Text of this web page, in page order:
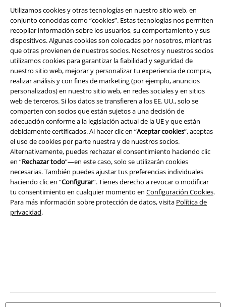
Utilizamos cookies y otras tecnologías en nuestro sitio web, en
conjunto conocidas como “cookies”. Estas tecnologías nos permiten
recopilar información sobre los usuarios, su comportamiento y sus
dispositivos. Algunas cookies son colocadas por nosotros, mientras
que otras provienen de nuestros socios. Nosotros y nuestros socios
utilizamos cookies para garantizar la fiabilidad y seguridad de
nuestro sitio web, mejorar y personalizar tu experiencia de compra,
realizar análisis y con fines de marketing (por ejemplo, anuncios
personalizados) en nuestro sitio web, en redes sociales y en sitios
web de terceros. Si los datos se transfieren a los EE. UU., solo se
comparten con socios que están sujetos a una decisión de
adecuación conforme a la legislación actual de la UE y que están
debidamente certificados. Al hacer clic en “Aceptar cookies”, aceptas
el uso de cookies por parte nuestra y de nuestros socios.
Alternativamente, puedes rechazar el consentimiento haciendo clic
en “Rechazar todo”—en este caso, solo se utilizarán cookies
necesarias. También puedes ajustar tus preferencias individuales
haciendo clic en “Configurar”. Tienes derecho a revocar o modificar
tu consentimiento en cualquier momento en Configuración Cookies.
Para más información sobre protección de datos, visita Política de
privacidad.
Seguridad
Legal
Términos y Condiciones
Aviso Legal
Ley protección de datos